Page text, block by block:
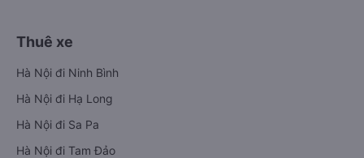
Thuê xe
Hà Nội đi Ninh Bình
Hà Nội đi Hạ Long
Hà Nội đi Sa Pa
Hà Nội đi Tam Đảo